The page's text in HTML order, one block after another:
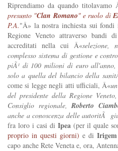
Riprendiamo da quando titolavamo
presunto "Clan Romano" e ruolo di
P.A."Â» la nostra inchiesta sui
Regione Veneto attraverso bandi
accreditati nella cui Â«selezione,
complesso sistema di gestione e
piÃ¹ di 100 milioni di euro all'anno,
solo a quella del bilancio della
come si legge negli atti ufficiali, Â«
del presidente della Regione Veneto,
Consiglio regionale,Roberto
anche a conoscenza delle autoritÃ
fra loro i casi di Ipea(per il quale
proprio in questi giorni) e di Irigem
capo anche Rete Veneta e, ora,